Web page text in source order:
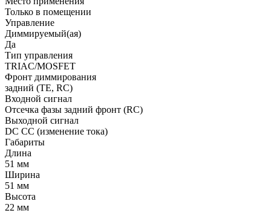
Только в помещении
Управление
Диммируемый(ая)
Да
Тип управления
TRIAC/MOSFET
Фронт диммирования
задний (TE, RC)
Входной сигнал
Отсечка фазы задний фронт (RC)
Выходной сигнал
DC CC (изменение тока)
Габариты
Длина
51 мм
Ширина
51 мм
Высота
22 мм